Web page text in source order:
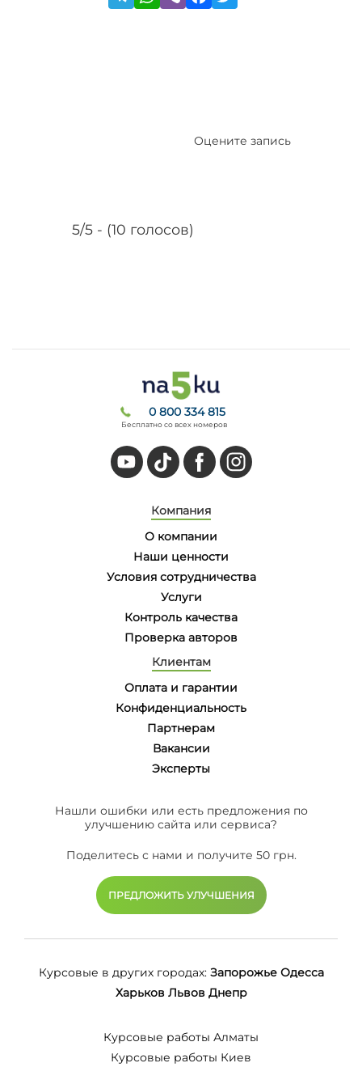
5/5 - (10 голосов)
Оцените запись
0 800 334 815
Бесплатно со всех номеров
Компания
О компании
Наши ценности
Условия сотрудничества
Услуги
Контроль качества
Проверка авторов
Клиентам
Оплата и гарантии
Конфиденциальность
Партнерам
Вакансии
Эксперты
Нашли ошибки или есть предложения по
улучшению сайта или сервиса?
Поделитесь с нами и получите 50 грн.
ПРЕДЛОЖИТЬ УЛУЧШЕНИЯ
Курсовые в других городах: Запорожье Одесса
Харьков Львов Днепр
Курсовые работы Алматы
Курсовые работы Киев